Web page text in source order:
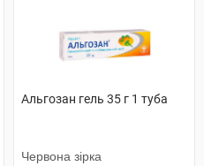
Альгозан гель 35 г 1 туба
Червона зірка